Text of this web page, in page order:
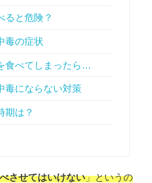
ると危険？
毒の症状
食べてしまったら…
毒にならない対策
期は？
させてはいけない」というの